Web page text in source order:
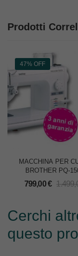
Prodotti
47% OFF
MACCHINA PER
BROTHER PQ-
799,00€
Cerchi
questo